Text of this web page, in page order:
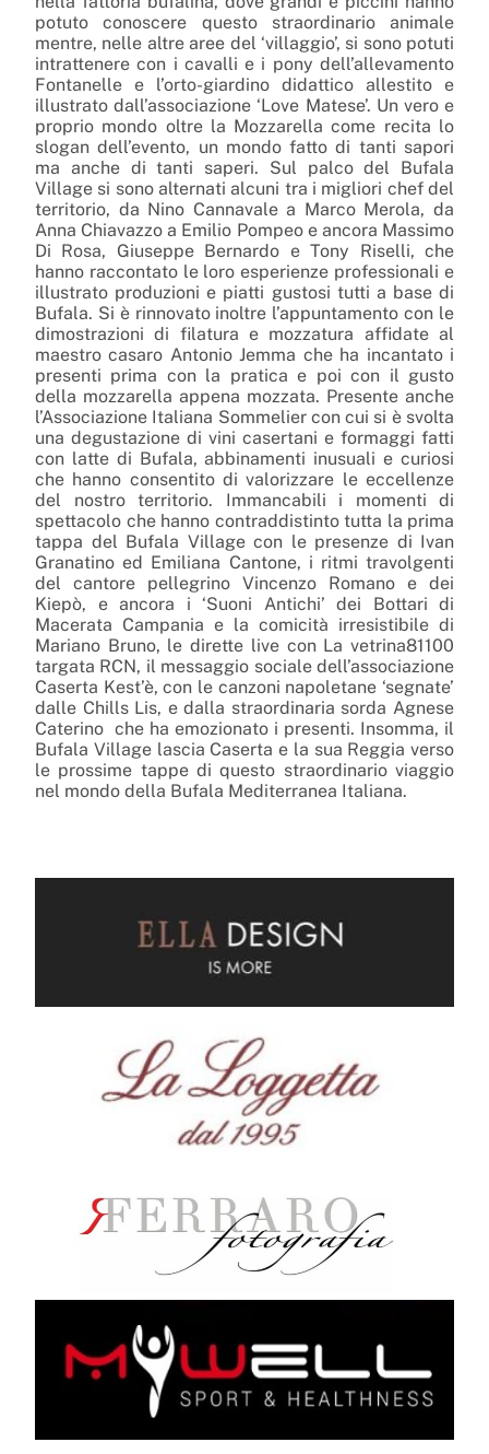
potuto conoscere questo straordinario animale
mentre, nelle altre aree del ‘villaggio’, si sono potuti
intrattenere con i cavalli e i pony dell’allevamento
Fontanelle e l’orto-giardino didattico allestito e
illustrato dall’associazione ‘Love Matese’. Un vero e
proprio mondo oltre la Mozzarella come recita lo
slogan dell’evento, un mondo fatto di tanti sapori
ma anche di tanti saperi. Sul palco del Bufala
Village si sono alternati alcuni tra i migliori chef del
territorio, da Nino Cannavalea Marco Merola, da
Anna Chiavazzo a Emilio Pompeo e ancora Massimo
Di Rosa, Giuseppe Bernardo e Tony Riselli, che
hanno raccontato le loro esperienze professionali e
illustrato produzioni e piatti gustosi tutti a base di
Bufala. Si è rinnovato inoltre l’appuntamento con le
dimostrazioni di filatura e mozzatura affidate al
maestro casaro Antonio Jemma che ha incantato i
presenti prima con la pratica e poi con il gusto
della mozzarella appena mozzata. Presente anche
l’Associazione Italiana Sommelier con cui si è svolta
una degustazione di vini casertani e formaggi fatti
con latte di Bufala, abbinamenti inusuali e curiosi
che hanno consentito di valorizzare le eccellenze
del nostro territorio. Immancabili i momenti di
spettacolo che hanno contraddistinto tutta la prima
tappa del Bufala Villagecon le presenze di Ivan
Granatino ed Emiliana Cantone, i ritmi travolgenti
del cantore pellegrino Vincenzo Romano e dei
Kiepò, e ancora i ‘Suoni Antichi’ dei Bottari di
Macerata Campania e la comicità irresistibile di
Mariano Bruno, le dirette live con La vetrina81100
targata RCN, il messaggio sociale dell’associazione
Caserta Kest’è, con le canzoni napoletane ‘segnate’
dalle Chills Lis, e dalla straordinaria sorda Agnese
Caterino che ha emozionato i presenti. Insomma, il
Bufala Villagelascia Caserta e la sua Reggia verso
le prossime tappe di questo straordinario viaggio
nel mondo della Bufala Mediterranea Italiana.